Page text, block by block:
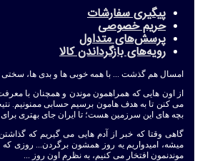
پیگیری سفارشات
حریم خصوصی
پرسش‌های متداول
رویه‌های بازگرداندن کالا
امسال هم گذشت ... با همه خوبی ها و بدی ها، سختی
از اون هایی که همراهمون موندن و همچنان با
می کنن تا به هدف هامون برسیم حسابی ممنونیم.
بچه های این سرزمین هست؛ تا ایران جای بهتری
گاهی وقتا که خبر از آدم هایی می گیریم که
میشه، امیدواریم یه روز همشون برگردن... روزی
موندنمون افتخار می کنیم، به نظرم اون روز ...